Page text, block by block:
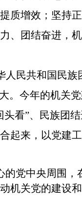
质增效 ； 坚持
、团结奋进，
民共和国民族
。今年的机关
头看”、民族团
起来，以党建
党中央周围，
机关党的建设